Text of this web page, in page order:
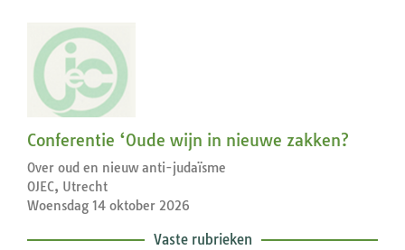
Conferentie ‘Oude wijn in nieuwe zakken?
Over oud en nieuw anti-judaïsme
OJEC, Utrecht
Woensdag 14 oktober 2026
Vaste rubrieken